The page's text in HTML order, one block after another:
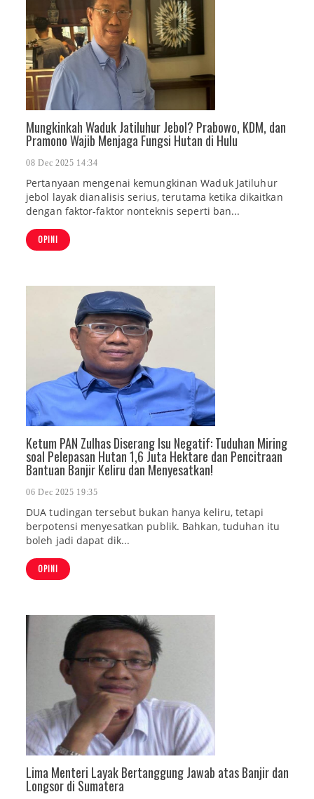
Mungkinkah Waduk Jatiluhur Jebol? Prabowo, KDM, dan
Pramono Wajib Menjaga Fungsi Hutan di Hulu
08 Dec 2025 14:34
Pertanyaan mengenai kemungkinan Waduk Jatiluhur
jebol layak dianalisis serius, terutama ketika dikaitkan
dengan faktor-faktor nonteknis seperti ban...
OPINI
Ketum PAN Zulhas Diserang Isu Negatif: Tuduhan Miring
soal Pelepasan Hutan 1,6 Juta Hektare dan Pencitraan
Bantuan Banjir Keliru dan Menyesatkan!
06 Dec 2025 19:35
DUA tudingan tersebut bukan hanya keliru, tetapi
berpotensi menyesatkan publik. Bahkan, tuduhan itu
boleh jadi dapat dik...
OPINI
Lima Menteri Layak Bertanggung Jawab atas Banjir dan
Longsor di Sumatera